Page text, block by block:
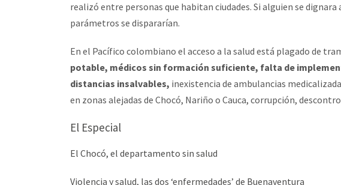
realizó entre personas que habitan ciudades. Si alguien se
parámetros se dispararían.
En el Pacífico colombiano el acceso a la salud está plagado de
potable, médicos sin formación suficiente, falta de
distancias insalvables, inexistencia de ambulancias
en zonas alejadas de Chocó, Nariño o Cauca, corrupción,
El Especial
El Chocó, el departamento sin salud
Violencia y salud, las dos ‘enfermedades’ de Buenaventura